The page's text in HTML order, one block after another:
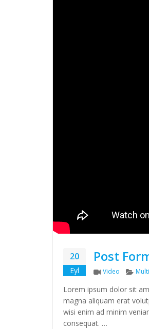
20
Eyl
Post
Format
Video
Lorem ipsum dolor sit
magna aliquam erat
wisi enim ad minim
consequat. …